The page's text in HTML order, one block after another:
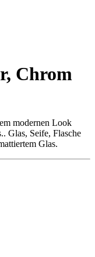
Chrom
modernen Look
Glas, Seife, Flasche
Glas.